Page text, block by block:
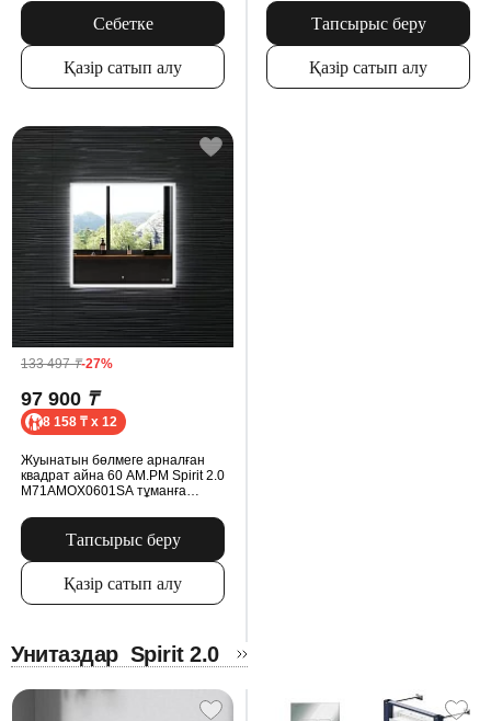
Себетке
Қазір сатып алу
Тапсырыс беру
Қазір сатып алу
133 497₸-27%
97 900 ₸
8 158 ₸ x 12
Жуынатын бөлмеге арналған
квадрат айна 60 AM.PM Spirit 2.0
M71AMOX0601SA тұманға
Тапсырыс беру
Қазір сатып алу
Унитаздар Spirit 2.0